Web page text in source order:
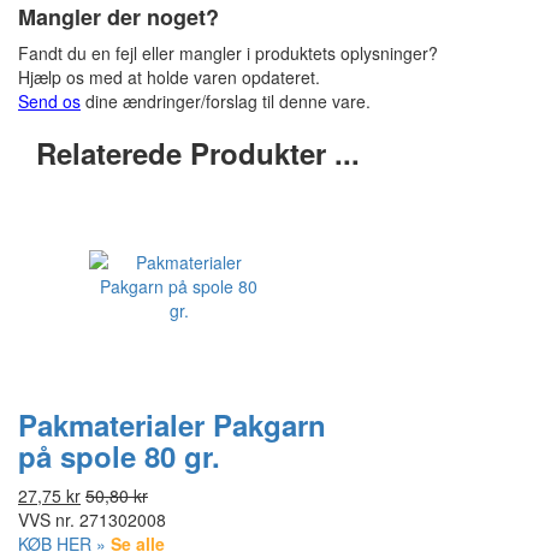
Mangler der noget?
Fandt du en fejl eller mangler i produktets oplysninger?
Hjælp os med at holde varen opdateret.
Send os dine ændringer/forslag til denne vare.
Relaterede Produkter ...
Pakmaterialer Pakgarn
på spole 80 gr.
27,75 kr 50,80 kr
VVS nr. 271302008
KØB HER » Se alle